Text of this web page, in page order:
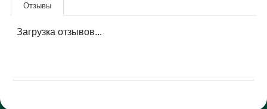
Отзывы
Загрузка отзывов...